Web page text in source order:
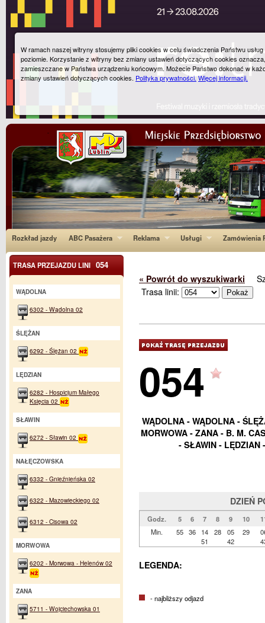
Rozkład jazdy ABC Pasażera Reklama Usługi Zamówienia
« Powrót do wyszukiwarki
Trasa linii:
054
WĄDOLNA - WĄDOLNA -
MORWOWA - ZANA - B. M.
- SŁAWIN - LĘDZIAN
DZIEŃ
Godz. 5 6 7 8 9 10
Min.
55 36
14
51
28
05
42
29
LEGENDA:
- najbliższy odjazd
TRASA PRZEJAZDU LINI 054
WĄDOLNA
6302 - Wądolna 02
ŚLĘŻAN
6292 - Ślężan 02
LĘDZIAN
6282 - Hospicjum Małego
Księcia 02
SŁAWIN
6272 - Sławin 02
NAŁĘCZOWSKA
6332 - Gnieźnieńska 02
6322 - Mazowieckiego 02
6312 - Cisowa 02
MORWOWA
6202 - Morwowa - Helenów 02
ZANA
5711 - Wojciechowska 01
W ramach naszej witryny stosujemy pliki cookies w celu świadczenia Państwu
poziomie. Korzystanie z witryny bez zmiany ustawień dotyczących cookies
zamieszczane w Państwa urządzeniu końcowym. Możecie Państwo dokonać w
zmiany ustawień dotyczących cookies. Polityka prywatności.Więcej informacji.